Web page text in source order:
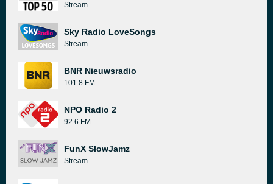
Stream
Sky Radio LoveSongs
Stream
BNR Nieuwsradio
101.8 FM
NPO Radio 2
92.6 FM
FunX SlowJamz
Stream